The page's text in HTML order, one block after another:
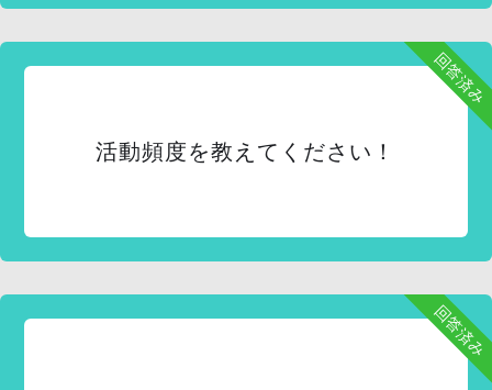
回答済み
活動頻度を教えてください！
回答済み